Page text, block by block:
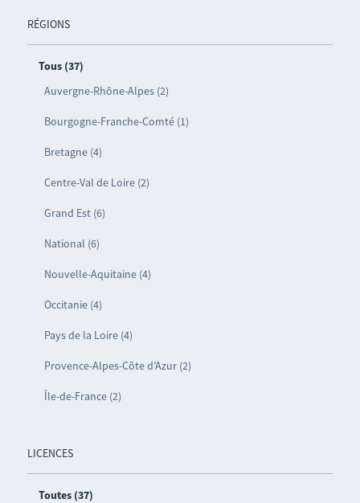
RÉGIONS
Tous (37)
Auvergne-Rhône-Alpes (2)
Bourgogne-Franche-Comté (1)
Bretagne (4)
Centre-Val de Loire (2)
Grand Est (6)
National (6)
Nouvelle-Aquitaine (4)
Occitanie (4)
Pays de la Loire (4)
Provence-Alpes-Côte d’Azur (2)
Île-de-France (2)
LICENCES
Toutes (37)